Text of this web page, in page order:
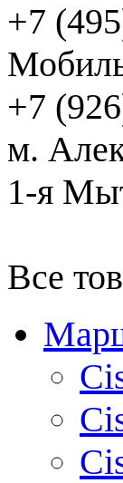
+7
+7
м.
1-я
Все